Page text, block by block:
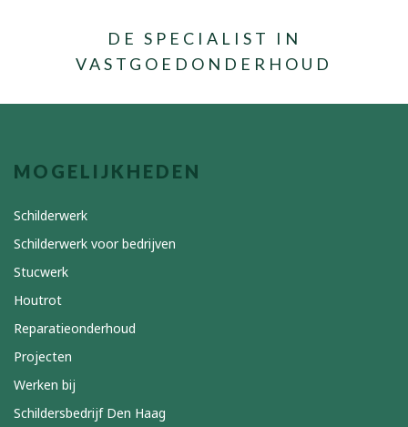
DE SPECIALIST IN
VASTGOEDONDERHOUD
MOGELIJKHEDEN
Schilderwerk
Schilderwerk voor bedrijven
Stucwerk
Houtrot
Reparatieonderhoud
Projecten
Werken bij
Schildersbedrijf Den Haag